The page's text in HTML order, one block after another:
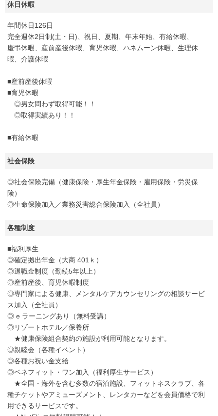
休日休暇
年間休日126日
完全週休2日制(土・日)、祝日、夏期、年末年始、有給休暇、
慶弔休暇、産前産後休暇、育児休暇、ハネムーン休暇、生理休
暇、介護休暇
■産前産後休暇
■育児休暇
◎男女問わず取得可能！！
◎取得実績あり！！
■有給休暇
社会保険
◎社会保険完備（健康保険・厚生年金保険・雇用保険・労災保
険）
◎生命保険加入／業務災害総合保険加入（全社員）
各種制度
■福利厚生
◎確定拠出年金（大商 401ｋ）
◎退職金制度（勤続5年以上）
◎産前産後、育児休暇制度
◎専門家による健康、メンタルケアカウンセリングの相談サービ
ス加入（全社員）
◎ e ラーニングあり（無料受講）
◎リゾートホテル／保養所
★健康保険組合契約の施設が利用可能となります。
◎親睦会（各種イベント）
◎各種お祝い金支給
◎ベネフィット・ワン加入（福利厚生サービス）
★全国・海外を含む多数の宿泊施設、フィットネスクラブ、各
種チケットやアミューズメント、レンタカーなどを会員価格で利
用できるサービスです。